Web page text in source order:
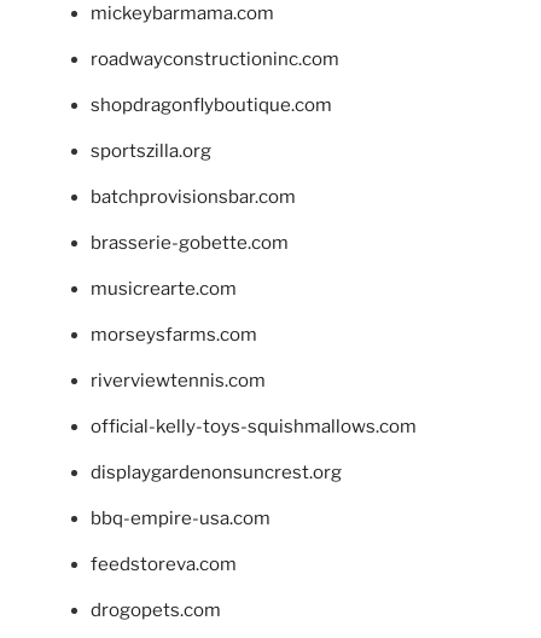
mickeybarmama.com
roadwayconstructioninc.com
shopdragonflyboutique.com
sportszilla.org
batchprovisionsbar.com
brasserie-gobette.com
musicrearte.com
morseysfarms.com
riverviewtennis.com
official-kelly-toys-squishmallows.com
displaygardenonsuncrest.org
bbq-empire-usa.com
feedstoreva.com
drogopets.com